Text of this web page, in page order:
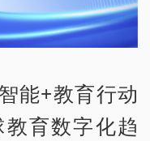
能+教育行动
育数字化趋